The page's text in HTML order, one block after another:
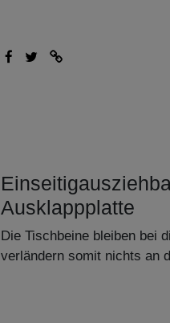
Ausklappplatte
Die Tischbeine bleiben bei
verländern somit nichts an